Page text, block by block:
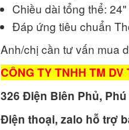
Chiều dài tổng thể:
Đáp ứng tiêu chuẩn
Anh/chị cần tư vấn mua
CÔNG TY TNHH TM
326 Điện Biên Phủ,
Điện thoại, zalo hỗ trợ